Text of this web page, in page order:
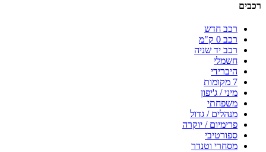
רכבים
רכב חדש
רכב 0 ק"מ
רכב יד שניה
חשמלי
היברידי
7 מקומות
מיני / ג'יפון
משפחתי
מנהלים / גדול
פרימיום / יוקרה
ספורטיבי
מסחרי וטנדר